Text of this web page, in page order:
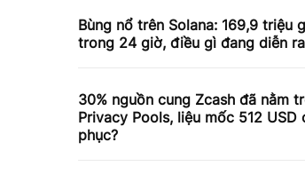
Bùng nổ trên Solana: 169,9 triệu
trong 24 giờ, điều gì đang diễn
30% nguồn cung Zcash đã nằm
Privacy Pools, liệu mốc 512 USD
phục?